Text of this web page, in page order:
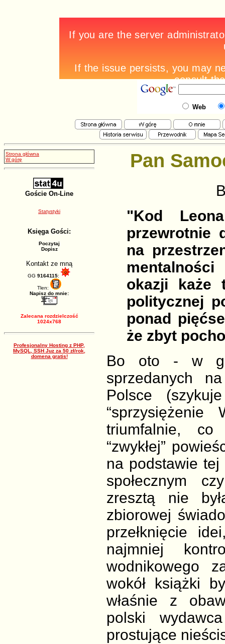
Web
Strona główna
W górę
Goście On-Line
Statystyki
Księga Gości:
Poczytaj
Dopisz
Kontakt ze mną
GG 9164115:
Tlen:
Napisz do mnie:
Zalecana rozdzielczość
1024x768
Profesjonalny Hosting z PHP,
MySQL, SSH Juz za 50 zł/rok,
domena gratis!
Pan
"Kod
przewrotnie
na
okazji każe
politycznej
ponad
że zbyt
Bo oto - w
sprzedanych
Polsce
triumfalnie,
“zwykłej”
na podstawie
społecznym
zresztą nie
zbiorowej
przełknięcie
najmniej
wodnikowego
wokół książki
właśnie z
polski
prostujące